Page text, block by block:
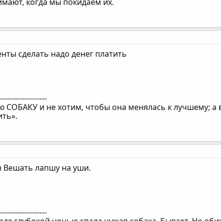
когда мы покидаем их.
сделать надо денег платить
и не хотим, чтобы она менялась к лучшему;
Вешать лапшу на уши.